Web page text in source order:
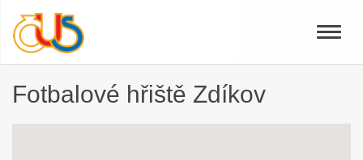
Toggle
Fotbalové hřiště Zdíkov